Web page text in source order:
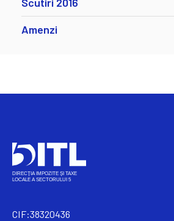
Amenzi
CIF:38320436